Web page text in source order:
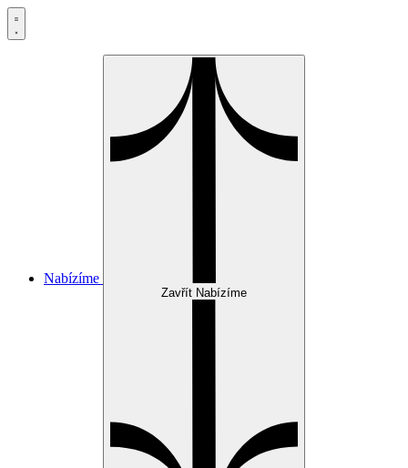
Přejít
Nabízíme
Zavřít Nabízíme